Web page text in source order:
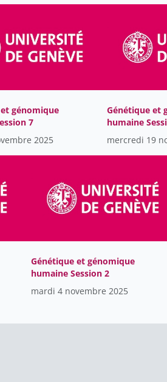
génomique
7
2025
Génétique et
humaine
mercredi 19
Génétique et génomique
humaine Session 2
mardi 4 novembre 2025